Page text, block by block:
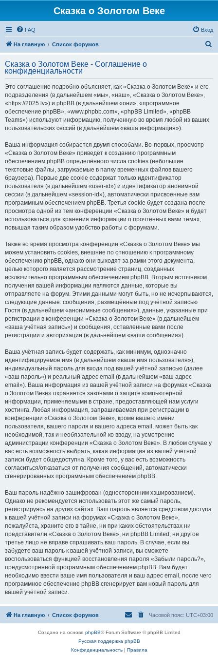
Сказка о Золотом Веке
FAQ Вход
На главную Список форумов
с
Сказка о Золотом Веке - Соглашение о
конфиденциальности
Это соглашение подробно объясняет, как «Сказка о Золотом Веке» и его
подразделения (в дальнейшем «мы», «наш», «Сказка о Золотом Веке»,
«https://2025.lv») и phpBB (в дальнейшем «они», «программное
обеспечение phpBB», «www.phpbb.com», «phpBB Limited», «phpBB
Teams») используют информацию, полученную во время любой из ваших
пользовательских сессий (в дальнейшем «ваша информация»).
Ваша информация собирается двумя способами. Во-первых, просмотр
«Сказка о Золотом Веке» приведёт к созданию программным
обеспечением phpBB определённого числа cookies (небольшие
текстовые файлы, загружаемые в папку временных файлов вашего
браузера). Первые две cookie содержат только идентификатор
пользователя (в дальнейшем «user-id») и идентификатор анонимной
сессии (в дальнейшем «session-id»), автоматически присвоенные вам
программным обеспечением phpBB. Третья cookie будет создана после
просмотра одной из тем конференции «Сказка о Золотом Веке» и будет
использоваться для хранения информации о прочтённых вами темах,
повышая таким образом удобство работы с форумами.
Также во время просмотра конференции «Сказка о Золотом Веке» мы
можем установить cookies, внешние по отношению к программному
обеспечению phpBB, однако они выходят за рамки этого документа,
целью которого является рассмотрение страниц, созданных
исключительно программным обеспечением phpBB. Вторым источником
получения вашей информации являются данные, которые вы
отправляете на форум. Этими данными могут быть, но не исчерпываются,
следующие данные: сообщения, размещённые под учётной записью
Гостя (в дальнейшем «анонимные сообщения»), данные, указанные при
регистрации в конференции «Сказка о Золотом Веке» (в дальнейшем
«ваша учётная запись») и сообщения, оставленные вами после
регистрации и авторизации (в дальнейшем «ваши сообщения»).
Ваша учётная запись будет содержать, как минимум, однозначно
идентифицируемое имя (в дальнейшем «ваше имя пользователя»),
индивидуальный пароль для входа под вашей учётной записью (далее
«ваш пароль») и реальный адрес email (в дальнейшем «ваш адрес
email»). Ваша информация из вашей учётной записи на форумах «Сказка
о Золотом Веке» охраняется законами о защите компьютерной
информации, применяемыми в стране, предоставляющей нам услуги
хостинга. Любая информация, запрашиваемая при регистрации в
конференции «Сказка о Золотом Веке», кроме вашего имени
пользователя, вашего пароля и вашего адреса email, может быть как
необходимой, так и необязательной ко вводу, на усмотрение
администрации конференции «Сказка о Золотом Веке». В любом случае у
вас есть возможность выбрать, какая информация из вашей учётной
записи будет общедоступна. Кроме того, у вас есть возможность
согласиться/отказаться от получения сообщений, автоматически
сгенерированных программным обеспечением phpBB.
Ваш пароль надёжно зашифрован (односторонним хэшированием).
Однако не рекомендуется использовать этот же самый пароль,
регистрируясь на других сайтах. Ваш пароль является средством доступа
к вашей учётной записи на форумах «Сказка о Золотом Веке»,
пожалуйста, храните его в тайне, ни при каких обстоятельствах ни
представители «Сказка о Золотом Веке», ни phpBB Limited, ни другое
третье лицо не вправе спрашивать ваш пароль. В случае, если вы
забудете ваш пароль к вашей учётной записи, вы сможете
воспользоваться функцией восстановления пароля «Забыли пароль?»,
предусмотренной программным обеспечением phpBB. Вам будет
необходимо ввести ваше имя пользователя и ваш адрес email, после чего
программное обеспечение phpBB сгенерирует вам новый пароль для
вашей учётной записи.
На главную Список форумов Часовой пояс: UTC+03:00
Создано на основе phpBB® Forum Software © phpBB Limited
Русская поддержка phpBB
Конфиденциальность| Правила